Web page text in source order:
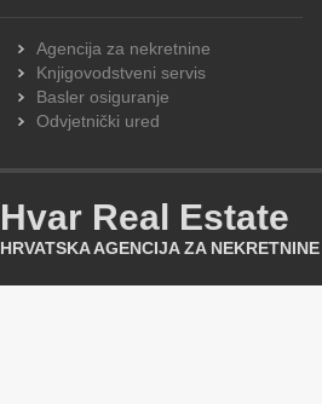
Agencija za nekretnine
Knjigovodstveni servis
Basler osiguranje
Odvjetnički ured
Hvar Real Estate
HRVATSKA AGENCIJA ZA NEKRETNINE